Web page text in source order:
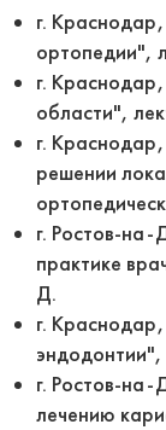
г.
ортопедии",
г.
области",
г.
решении
г. Ростов-на-
практике
Д.
г.
г. Ростов-
лечению